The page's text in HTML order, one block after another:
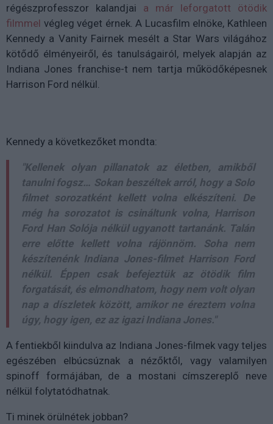
régészprofesszor kalandjai a már leforgatott ötödik
filmmel végleg véget érnek. A Lucasfilm elnöke, Kathleen
Kennedy a Vanity Fairnek mesélt a Star Wars világához
kötődő élményeiről, és tanulságairól, melyek alapján az
Indiana Jones franchise-t nem tartja működőképesnek
Harrison Ford nélkül.
Kennedy a következőket mondta:
"Kellenek olyan pillanatok az életben, amikből
tanulni fogsz… Sokan beszéltek arról, hogy a Solo
filmet sorozatként kellett volna elkészíteni. De
még ha sorozatot is csináltunk volna, Harrison
Ford Han Solója nélkül ugyanott tartanánk. Talán
erre előtte kellett volna rájönnöm. Soha nem
készítenénk Indiana Jones-filmet Harrison Ford
nélkül. Éppen csak befejeztük az ötödik film
forgatását, és elmondhatom, hogy nem volt olyan
nap a díszletek között, amikor ne éreztem volna
úgy, hogy igen, ez az igazi Indiana Jones."
A fentiekből kiindulva az Indiana Jones-filmek vagy teljes
egészében elbúcsúznak a nézőktől, vagy valamilyen
spinoff formájában, de a mostani címszereplő neve
nélkül folytatódhatnak.
Ti minek örülnétek jobban?